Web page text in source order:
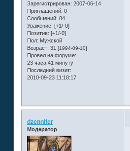
Зарегистрирован: 2007-06-14
Приглашений: 0
Сообщений: 84
Уважение: [+1/-0]
Позитив: [+1/-0]
Пол: Мужской
Возраст: 31 [1994-09-10]
Провел на форуме:
23 часа 41 минуту
Последний визит:
2010-09-23 11:18:17
dzennifer
Модератор